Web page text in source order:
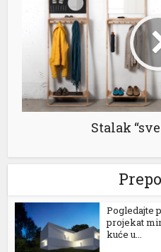
Stalak
Pogledajte
projekat
kuće u...